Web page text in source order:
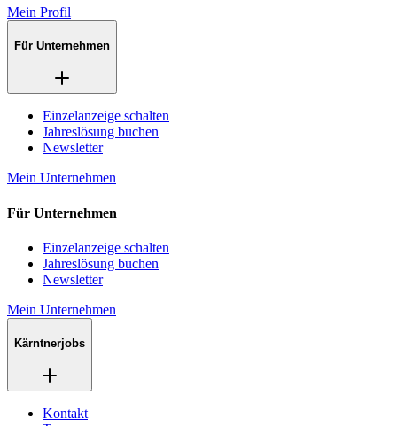
Mein Profil
Für Unternehmen
Einzelanzeige schalten
Jahreslösung buchen
Newsletter
Mein Unternehmen
Für Unternehmen
Einzelanzeige schalten
Jahreslösung buchen
Newsletter
Mein Unternehmen
Kärntnerjobs
Kontakt